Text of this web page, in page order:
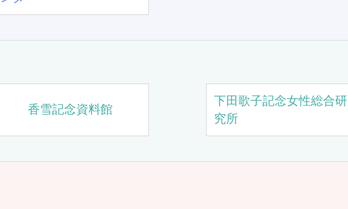
香雪記念資料館
下田歌子記念女性総合研
究所